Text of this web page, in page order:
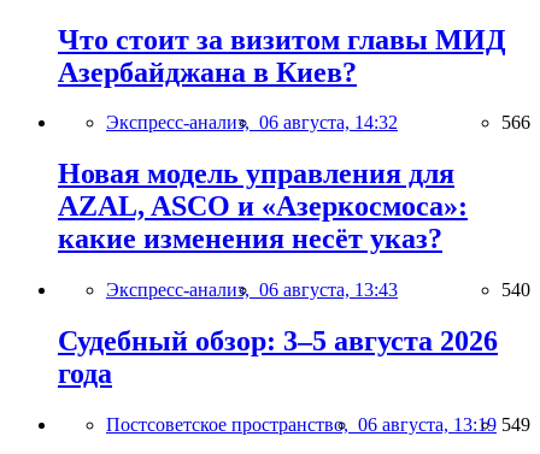
Что стоит за визитом главы МИД
Азербайджана в Киев?
Экспресс-анализ, 06 августа, 14:32 566
Новая модель управления для
AZAL, ASCO и «Азеркосмоса»:
какие изменения несёт указ?
Экспресс-анализ, 06 августа, 13:43 540
Судебный обзор: 3–5 августа 2026
года
Постсоветское пространство, 06 августа, 13:19 549